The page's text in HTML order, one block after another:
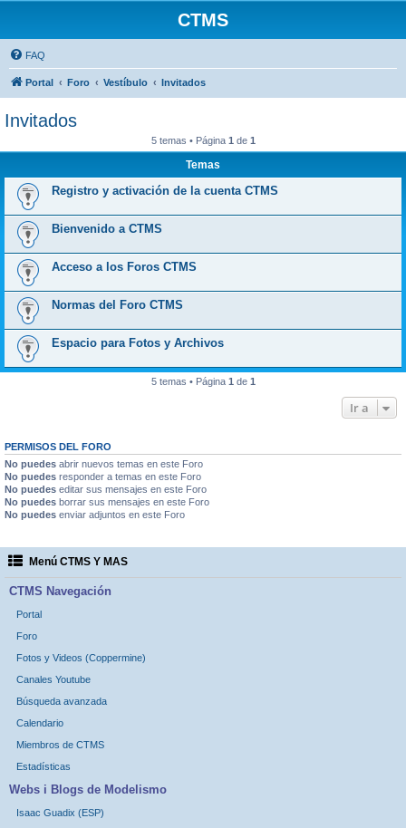
CTMS
FAQ
Portal Foro Vestíbulo Invitados
Invitados
5 temas • Página 1 de 1
Temas
Registro y activación de la cuenta CTMS
Bienvenido a CTMS
Acceso a los Foros CTMS
Normas del Foro CTMS
Espacio para Fotos y Archivos
5 temas • Página 1 de 1
Ir a
PERMISOS DEL FORO
No puedes abrir nuevos temas en este Foro
No puedes responder a temas en este Foro
No puedes editar sus mensajes en este Foro
No puedes borrar sus mensajes en este Foro
No puedes enviar adjuntos en este Foro
Menú CTMS Y MAS
CTMS Navegación
Portal
Foro
Fotos y Videos (Coppermine)
Canales Youtube
Búsqueda avanzada
Calendario
Miembros de CTMS
Estadísticas
Webs i Blogs de Modelismo
Isaac Guadix (ESP)